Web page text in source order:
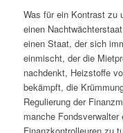
Was für ein Kontrast zu
einen
einen Staat, der sich
einmischt, der die
nachdenkt, Heizstoffe
bekämpft, die
Regulierung der
manche